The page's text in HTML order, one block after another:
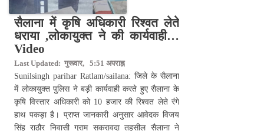
सैलाना में कृषि अधिकारी रिश्वत लेते
धराया ,लोकायुक्त ने की कार्यवाही…
Video
Last Updated: गुरूवार, 5:51 अपराह्न
Sunilsingh parihar Ratlam/sailana: जिले के सैलाना
में लोकायुक्त पुलिस ने बड़ी कार्यवाही करते हुए सैलाना के
कृषि विस्तार अधिकारी को 10 हजार की रिश्वत लेते रंगे
हाथ पकड़ा है। प्राप्त जानकारी अनुसार आवेदक विजय
सिंह राठौर निवासी ग्राम सकरावदा तहसील सैलाना ने